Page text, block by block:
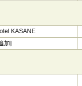
KASANE
加]